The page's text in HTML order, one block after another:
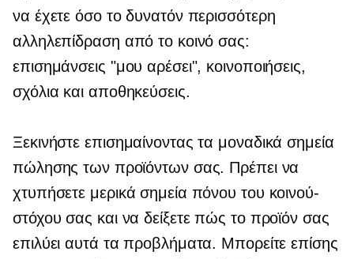
να έχετε όσο το δυνατόν περισσότερη
αλληλεπίδραση από το κοινό σας:
επισημάνσεις "μου αρέσει", κοινοποιήσεις,
σχόλια και αποθηκεύσεις.
Ξεκινήστε επισημαίνοντας τα μοναδικά σημεία
πώλησης των προϊόντων σας. Πρέπει να
χτυπήσετε μερικά σημεία πόνου του κοινού-
στόχου σας και να δείξετε πώς το προϊόν σας
επιλύει αυτά τα προβλήματα. Μπορείτε επίσης